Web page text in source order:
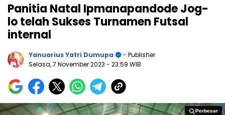
Panitia Natal Ipmanapandode Jog-
lo telah Sukses Turnamen Futsal
internal
Yanuarius Yatri Dumupa
- Publisher
Selasa, 7 November 2023 - 23:59 WIB
Perbesar
Perbesar